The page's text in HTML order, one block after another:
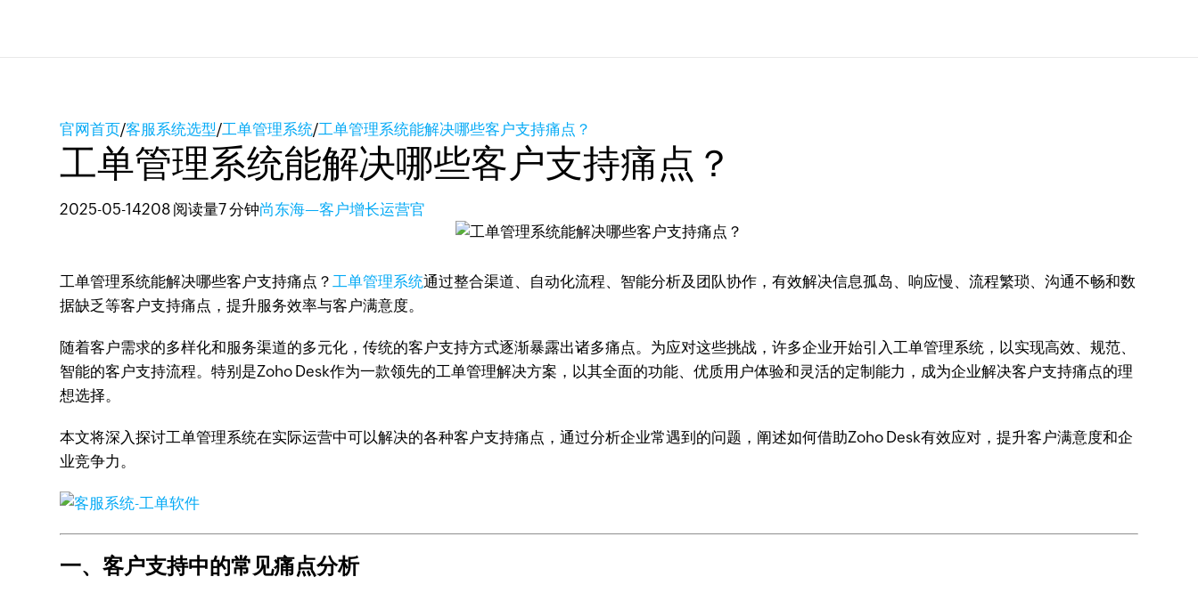
官网首页/客服系统选型/工单管理系统/工单管理系统能解决哪些客户支持痛点？
工单管理系统能解决哪些客户支持痛点？
2025-05-14208 阅读量7 分钟尚东海—客户增长运营官
工单管理系统能解决哪些客户支持痛点？工单管理系统通过整合渠道、自动化流程、智能分析及团队协作，有效解决信息孤岛、响应慢、流程繁琐、沟通不畅和数
据缺乏等客户支持痛点，提升服务效率与客户满意度。
随着客户需求的多样化和服务渠道的多元化，传统的客户支持方式逐渐暴露出诸多痛点。为应对这些挑战，许多企业开始引入工单管理系统，以实现高效、规范、
智能的客户支持流程。特别是Zoho Desk作为一款领先的工单管理解决方案，以其全面的功能、优质用户体验和灵活的定制能力，成为企业解决客户支持痛点的理
想选择。
本文将深入探讨工单管理系统在实际运营中可以解决的各种客户支持痛点，通过分析企业常遇到的问题，阐述如何借助Zoho Desk有效应对，提升客户满意度和企
业竞争力。
一、客户支持中的常见痛点分析